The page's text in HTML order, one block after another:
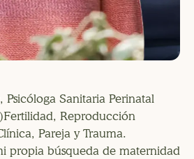
Psicóloga Sanitaria Perinatal
Reproducción
Pareja y Trauma.
propia búsqueda de maternidad